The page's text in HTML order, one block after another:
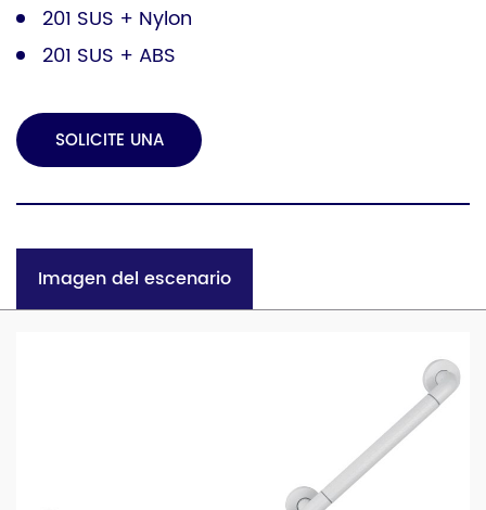
201 SUS + Nylon
201 SUS + ABS
SOLICITE UNA
COTIZACIÓN
Imagen del escenario